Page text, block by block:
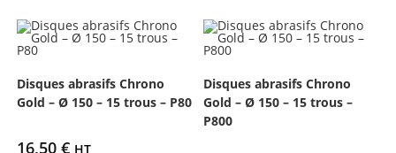
Disques abrasifs Chrono
Gold – Ø 150 – 15 trous – P80
16,50 € HT
Disques abrasifs Chrono
Gold – Ø 150 – 15 trous –
P800